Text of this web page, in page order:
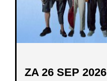
ZA 26 SEP 2026